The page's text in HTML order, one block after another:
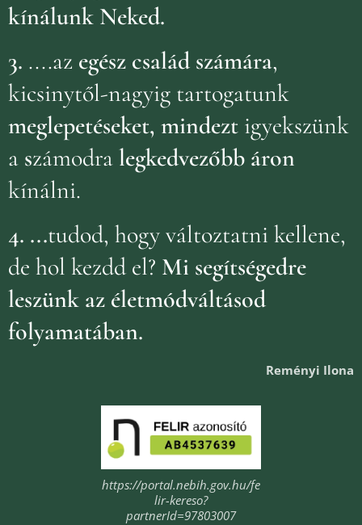
kínálunk Neked.
3. ....az egész család számára,
kicsinytől-nagyig tartogatunk
meglepetéseket, mindezt igyekszünk
a számodralegkedvezőbb áron
kínálni.
4. ...tudod, hogy változtatni kellene,
de hol kezdd el? Mi segítségedre
leszünk az életmódváltásod
folyamatában.
Reményi Ilona
https://portal.nebih.gov.hu/fe
lir-kereso?
partnerId=97803007